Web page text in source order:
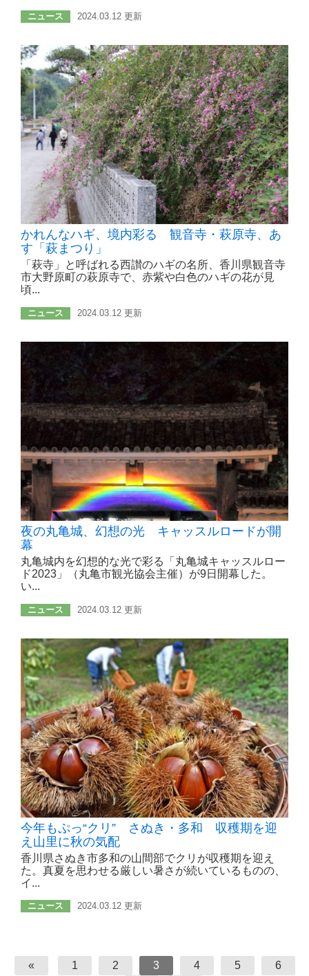
ニュース 2024.03.12 更新
かれんなハギ、境内彩る 観音寺・萩原寺、あ
す「萩まつり」
「萩寺」と呼ばれる西讃のハギの名所、香川県観音寺
市大野原町の萩原寺で、赤紫や白色のハギの花が見
頃...
ニュース 2024.03.12 更新
夜の丸亀城、幻想の光 キャッスルロードが開
幕
丸亀城内を幻想的な光で彩る「丸亀城キャッスルロー
ド2023」（丸亀市観光協会主催）が9日開幕した。
い...
ニュース 2024.03.12 更新
今年もぷっ“クリ” さぬき・多和 収穫期を迎
え山里に秋の気配
香川県さぬき市多和の山間部でクリが収穫期を迎え
た。真夏を思わせる厳しい暑さが続いているものの、
イ...
ニュース 2024.03.12 更新
« 1 2 3 4 5 6